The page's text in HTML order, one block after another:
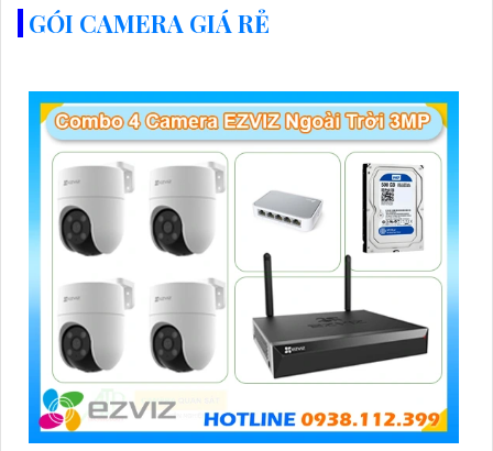
GÓI CAMERA GIÁ RẺ